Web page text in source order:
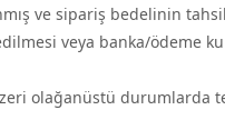
ve sipariş bedelinin
veya banka/ödeme
olağanüstü